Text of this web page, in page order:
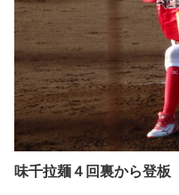
味千拉麺４回裏から登板